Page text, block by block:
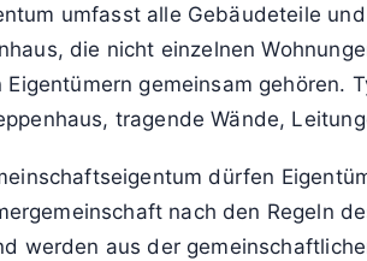
umfasst alle Gebäudeteile
die nicht einzelnen
gemeinsam gehören.
tragende Wände,
dürfen
nach den Regeln
werden aus der